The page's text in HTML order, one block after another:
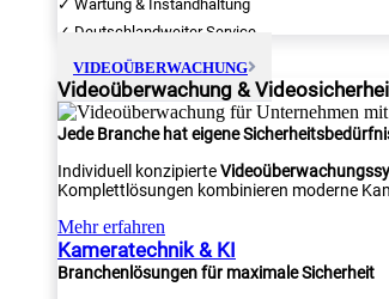
✓ Wartung & Instandhaltung
✓ Deutschlandweiter Service
VIDEOÜBERWACHUNG
Videoüberwachung &
Jede Branche hat eigene
Individuell konzipierte
Komplettlösungen kombinieren moderne
Mehr erfahren
Kameratechnik & KI
Branchenlösungen für maximale Sicherheit